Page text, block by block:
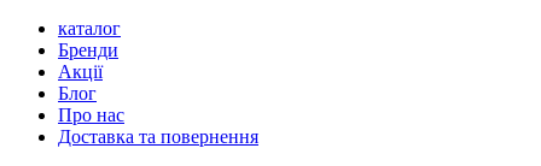
каталог
Бренди
Акції
Блог
Про нас
Доставка та повернення